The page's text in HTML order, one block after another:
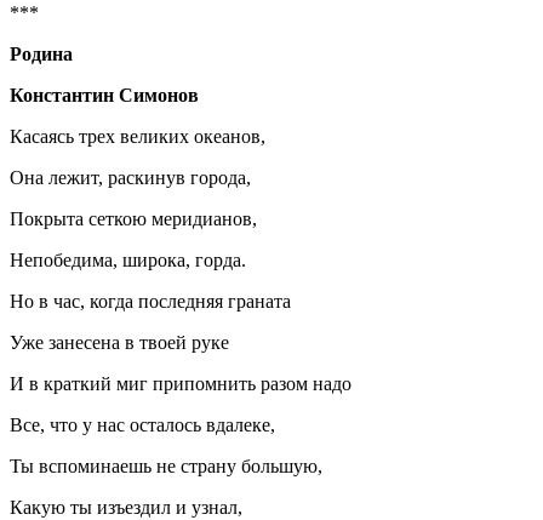
***
Родина
Константин Симонов
Касаясь трех великих океанов,
Она лежит, раскинув города,
Покрыта сеткою меридианов,
Непобедима, широка, горда.
Но в час, когда последняя граната
Уже занесена в твоей руке
И в краткий миг припомнить разом надо
Все, что у нас осталось вдалеке,
Ты вспоминаешь не страну большую,
Какую ты изъездил и узнал,